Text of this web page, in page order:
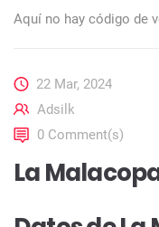
Aquí no hay código de
22 Mar, 2024
Adsilk
0 Comment(s)
La